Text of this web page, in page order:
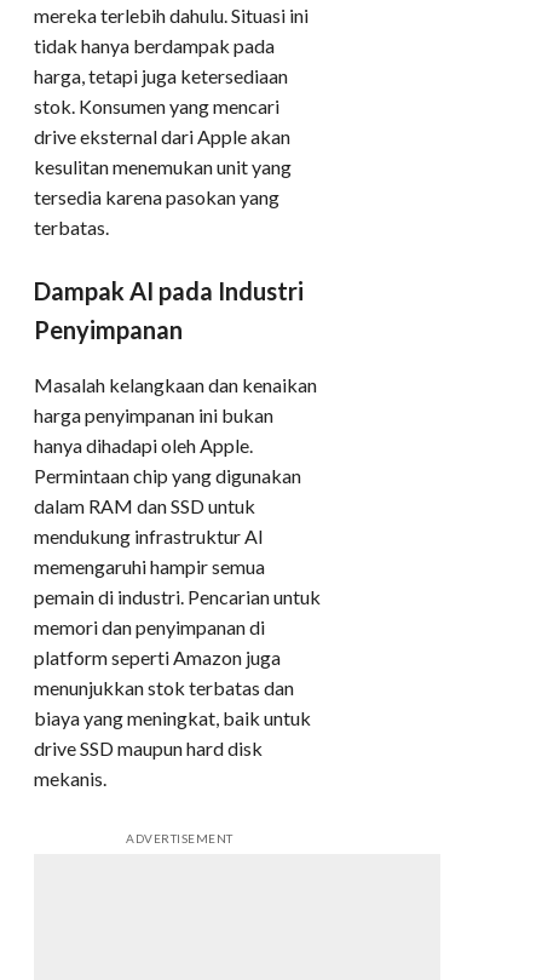
mereka terlebih dahulu. Situasi ini
tidak hanya berdampak pada
harga, tetapi juga ketersediaan
stok. Konsumen yang mencari
drive eksternal dari Apple akan
kesulitan menemukan unit yang
tersedia karena pasokan yang
terbatas.
Dampak AI pada Industri
Penyimpanan
Masalah kelangkaan dan kenaikan
harga penyimpanan ini bukan
hanya dihadapi oleh Apple.
Permintaan chip yang digunakan
dalam RAM dan SSD untuk
mendukung infrastruktur AI
memengaruhi hampir semua
pemain di industri. Pencarian untuk
memori dan penyimpanan di
platform seperti Amazon juga
menunjukkan stok terbatas dan
biaya yang meningkat, baik untuk
drive SSD maupun hard disk
mekanis.
ADVERTISEMENT